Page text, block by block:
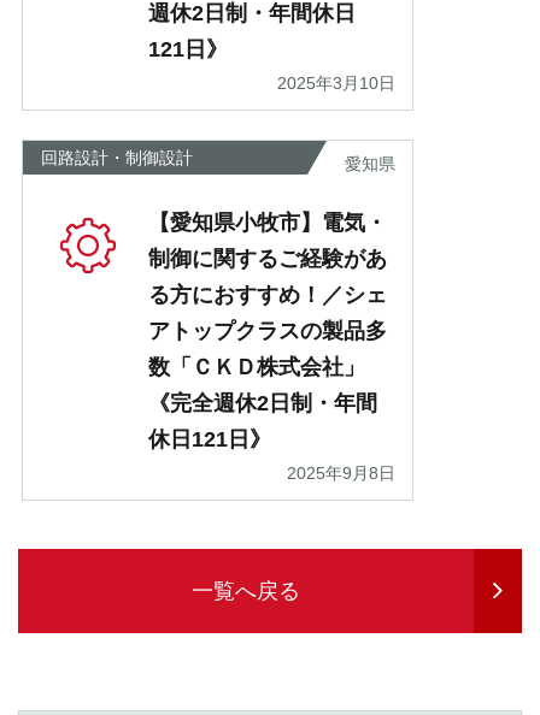
週休2日制・年間休日
121日》
2025年3月10日
回路設計・制御設計 愛知県
【愛知県小牧市】電気・
制御に関するご経験があ
る方におすすめ！／シェ
アトップクラスの製品多
数「ＣＫＤ株式会社」
《完全週休2日制・年間
休日121日》
2025年9月8日
一覧へ戻る